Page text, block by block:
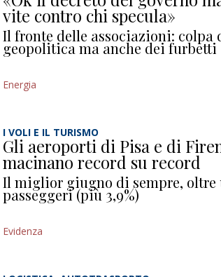
vite contro chi specula»
Il fronte delle associazioni: colpa
geopolitica ma anche dei furbetti
Energia
I VOLI E IL TURISMO
Gli aeroporti di Pisa e di
macinano record su record
Il miglior giugno di sempre,
passeggeri (più 3,9%)
Evidenza